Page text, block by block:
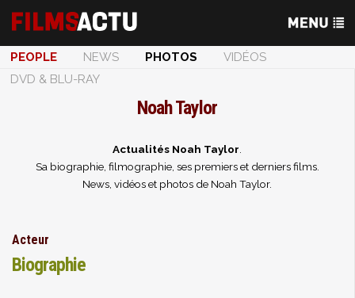
PEOPLE NEWS PHOTOS
VIDÉOS
DVD & BLU-RAY
Noah Taylor
Actualités Noah Taylor
Sa biographie, filmographie, ses premiers et derniers films.
News, vidéos et photos de Noah Taylor.
Acteur
Biographie